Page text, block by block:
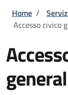
Briciole
Home /
Accesso civico